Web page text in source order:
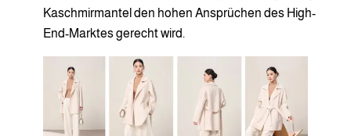
Kaschmirmantel den hohen Ansprüchen des High-
End-Marktes gerecht wird.